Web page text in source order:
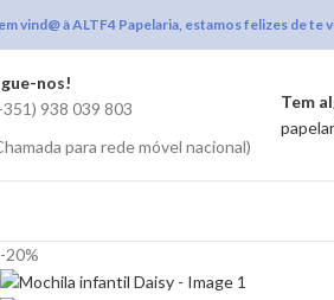
vind@ à ALTF4 Papelaria, estamos felizes de te
nos!
938 039 803
para rede móvel nacional)
Tem
-20%